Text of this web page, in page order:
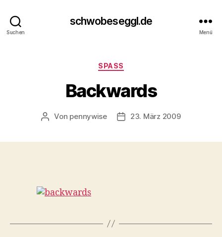
Suchen
schwobeseggl.de
Menü
Kategorien
SPASS
Backwards
Beitragsautor
Von pennywise Veröffentlichungsdatum
23. März 2009